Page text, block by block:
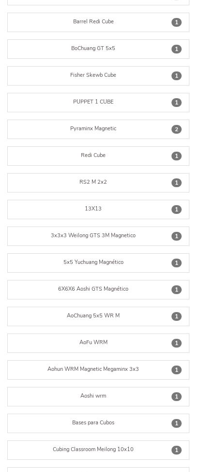
1
Barrel Redi Cube
1
BoChuang GT 5x5
1
Fisher Skewb Cube
1
PUPPET 1 CUBE
2
Pyraminx Magnetic
1
Redi Cube
1
RS2 M 2x2
1
13X13
1
3x3x3 Weilong GTS 3M Magnetico
1
5x5 Yuchuang Magnético
1
6X6X6 Aoshi GTS Magnético
1
AoChuang 5x5 WR M
1
AoFu WRM
1
Aohun WRM Magnetic Megaminx 3x3
1
Aoshi wrm
1
Bases para Cubos
1
Cubing Classroom Meilong 10x10